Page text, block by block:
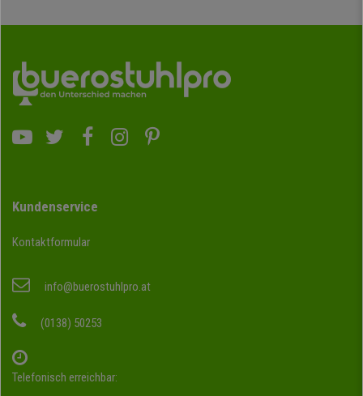
Kundenservice
Kontaktformular
info@buerostuhlpro.at
(0138) 50253
Telefonisch erreichbar: